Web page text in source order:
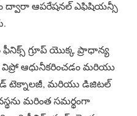
ద్వారా ఆపరేషనల్ ఎఫిషియన్సీ
గ్రూప్ యొక్క ప్రాధాన్య
ఆధునీకరించడం మరియు
టెక్నాలజీ, మరియు డిజిటల్
మరింత సమర్థంగా